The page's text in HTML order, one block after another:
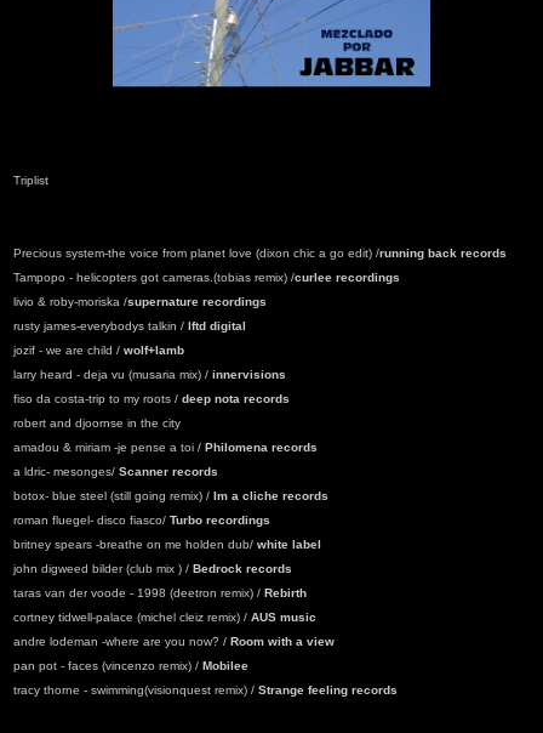
Triplist
Precious system-the voice from planet love (dixon chic a go edit) /running back records
Tampopo - helicopters got cameras.(tobias remix) /curlee recordings
livio & roby-moriska /supernature recordings
rusty james-everybodys talkin / lftd digital
jozif - we are child / wolf+lamb
larry heard - deja vu (musaria mix) / innervisions
fiso da costa-trip to my roots / deep nota records
robert and djoornse in the city
amadou & miriam -je pense a toi / Philomena records
a ldric- mesonges/ Scanner records
botox- blue steel (still going remix) / Im a cliche records
roman fluegel- disco fiasco/ Turbo recordings
britney spears -breathe on me holden dub/ white label
john digweed bilder (club mix ) / Bedrock records
taras van der voode - 1998 (deetron remix) / Rebirth
cortney tidwell-palace (michel cleiz remix) / AUS music
andre lodeman -where are you now? / Room with a view
pan pot - faces (vincenzo remix) / Mobilee
tracy thorne - swimming(visionquest remix) / Strange feeling records